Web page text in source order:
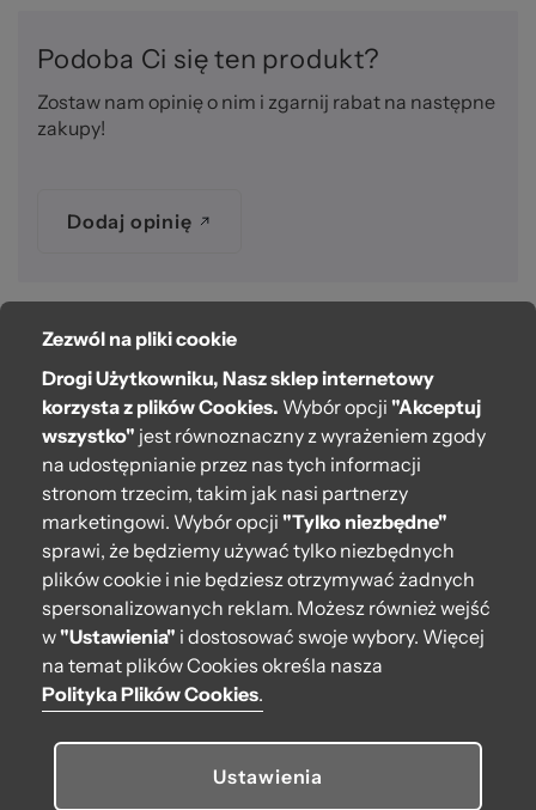
Podoba Ci się ten produkt?
Zostaw nam opinię o nim i zgarnij rabat na następne
zakupy!
Dodaj opinię
O bag
Pomoc
Moje O bag
Kontakt
222 571 414
bok@obagstore.pl
WhatsApp O bag Polska
Pon.-pt. w godz 08:00 - 16:00
Obserwuj nas
Zezwól na pliki cookie
Drogi Użytkowniku, Nasz sklep internetowy
korzysta z plików Cookies. Wybór opcji "Akceptuj
wszystko" jest równoznaczny z wyrażeniem zgody
na udostępnianie przez nas tych informacji
stronom trzecim, takim jak nasi partnerzy
marketingowi. Wybór opcji "Tylko niezbędne"
sprawi, że będziemy używać tylko niezbędnych
plików cookie i nie będziesz otrzymywać żadnych
spersonalizowanych reklam. Możesz również wejść
w"Ustawienia" i dostosować swoje wybory. Więcej
na temat plików Cookies określa nasza
Polityka Plików Cookies.
Ustawienia